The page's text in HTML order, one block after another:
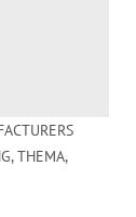
,THEMA,